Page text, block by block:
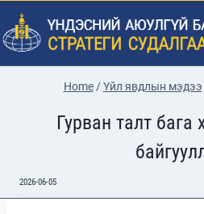
Skip
to
content
Home / Үйл явдлын мэдээ
Гурван талт бага
2026-06-05